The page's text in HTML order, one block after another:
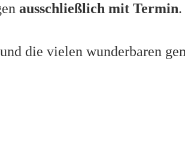
ausschließlich mit Termin.
die vielen wunderbaren